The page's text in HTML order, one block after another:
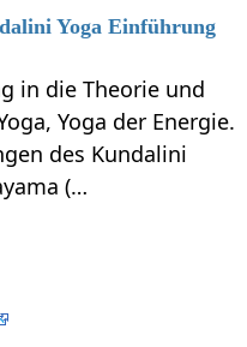
Yoga Einführung
in die Theorie und
Yoga der Energie.
des Kundalini
(…